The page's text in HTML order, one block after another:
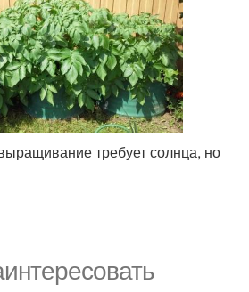
требует солнца, но